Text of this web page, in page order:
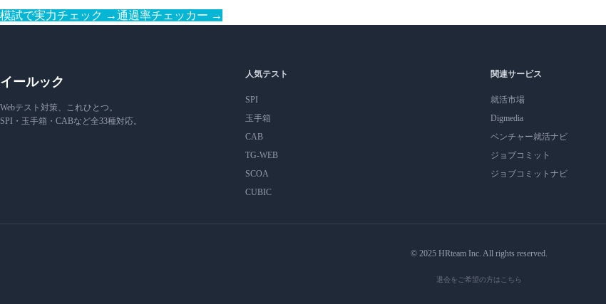
模試で実力チェック →通過率チェッカー →
イールック
Webテスト対策、これひとつ。
SPI・玉手箱・CABなど全33種対応。
人気テスト
SPI
玉手箱
CAB
TG-WEB
SCOA
CUBIC
関連サービス
就活市場
Digmedia
ベンチャー就活ナビ
ジョブコミット
ジョブコミットナビ
© 2025 HRteam Inc. All rights reserved.
退会をご希望の方はこちら